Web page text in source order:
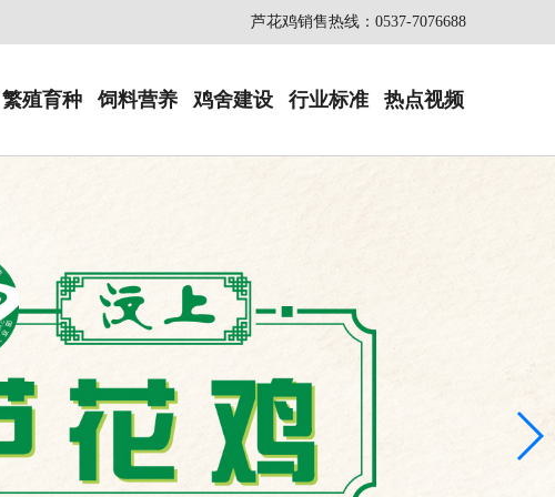
芦花鸡销售热线：0537-7076688
繁殖育种 饲料营养 鸡舍建设 行业标准 热点视频